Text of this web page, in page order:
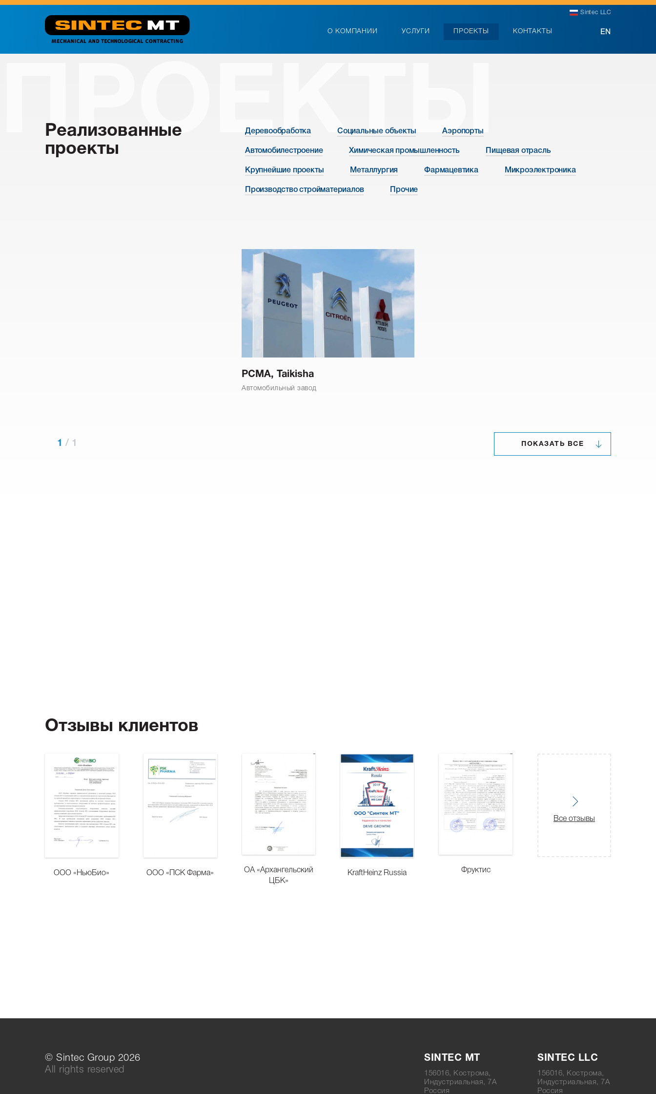
О КОМПАНИИ УСЛУГИ ПРОЕКТЫ КОНТАКТЫ
Sintec LLC
EN
Реализованные
проекты
Деревообработка Социальные объекты Аэропорты
Автомобилестроение Химическая промышленность Пищевая отрасль
Крупнейшие проекты Металлургия Фармацевтика Микроэлектроника
Производство стройматериалов Прочие
PCMA, Taikisha
Автомобильный завод
1 / 1 ПОКАЗАТЬ ВСЕ
ПРОЕКТЫ
Отзывы клиентов
ООО «НьюБио» ООО «ПСК Фарма»
ОА «Архангельский
ЦБК»
KraftHeinz Russia Фруктис
Все отзывы
© Sintec Group 2026
All rights reserved
SINTEC MT
156016, Кострома,
Индустриальная, 7А
Россия
SINTEC LLC
156016, Кострома,
Индустриальная, 7А
Россия